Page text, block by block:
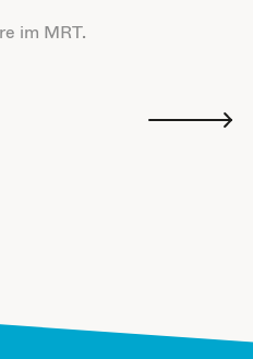
im MRT.ohne Beschwerden.
Abszess.